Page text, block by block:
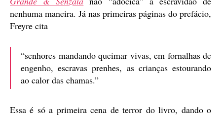
nenhuma maneira. Já nas primeiras páginas do prefácio,
Freyre cita
“senhores mandando queimar vivas, em fornalhas de
engenho, escravas prenhes, as crianças estourando
ao calor das chamas.”
Essa é só a primeira cena de terror do livro, dando o